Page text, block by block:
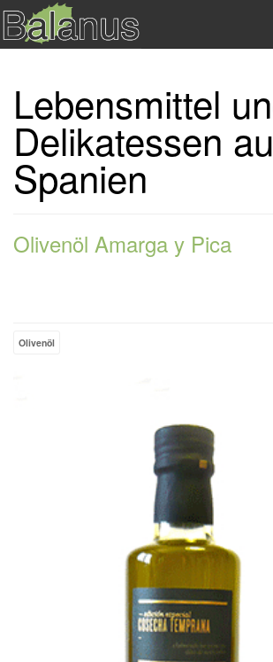
Lebensmittel
Delikatessen
Spanien
Olivenöl Amarga y Pica
Olivenöl